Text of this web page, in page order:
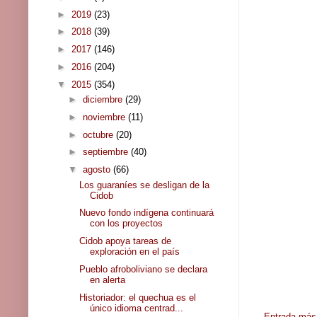
► 2019 (23)
► 2018 (39)
► 2017 (146)
► 2016 (204)
▼ 2015 (354)
► diciembre (29)
► noviembre (11)
► octubre (20)
► septiembre (40)
▼ agosto (66)
Los guaraníes se desligan de la
Cidob
Nuevo fondo indígena continuará
con los proyectos
Cidob apoya tareas de
exploración en el país
Pueblo afroboliviano se declara
en alerta
Historiador: el quechua es el
único idioma centrad...